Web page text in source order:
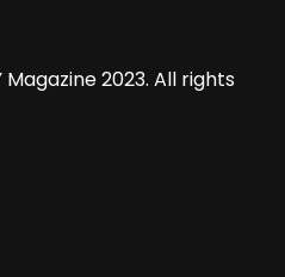
Magazine 2023. All rights